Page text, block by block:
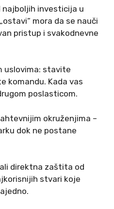
investicija u
mora da se nauči
pristup i svakodnevne
uslovima: stavite
komandu. Kada vas
poslasticom.
okruženjima –
dok ne postane
direktna zaštita od
stvari koje